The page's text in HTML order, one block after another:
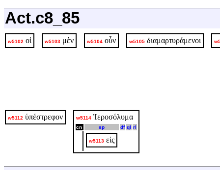
Act.c8_85
w5102 οἱ w5103 μὲν w5104 οὖν w5105 διαμαρτυράμενοι
w5112 ὑπέστρεφον w5114 Ἱεροσόλυμα
cn sp df ql rl
w5113 εἰς